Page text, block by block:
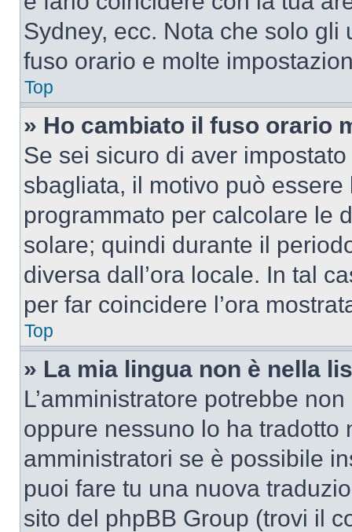
Sydney, ecc. Nota che solo
fuso orario e molte
Top
» Ho cambiato il fuso orario
Se sei sicuro di aver
sbagliata, il motivo può essere
programmato per calcolare le
solare; quindi durante il
diversa dall’ora locale. In tal
per far coincidere l’ora
Top
» La mia lingua non è nella
L’amministratore potrebbe
oppure nessuno lo ha
amministratori se è possibile
puoi fare tu una nuova
sito del phpBB Group (trovi il